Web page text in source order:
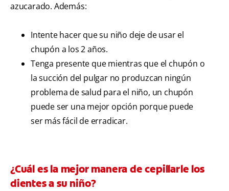
azucarado. Además:
Intente hacer que su niño deje de usar el
chupón a los 2 años.
Tenga presente que mientras que el chupón o
la succión del pulgar no produzcan ningún
problema de salud para el niño, un chupón
puede ser una mejor opción porque puede
ser más fácil de erradicar.
¿Cuál es la mejor manera de cepillarle los
dientes a su niño?